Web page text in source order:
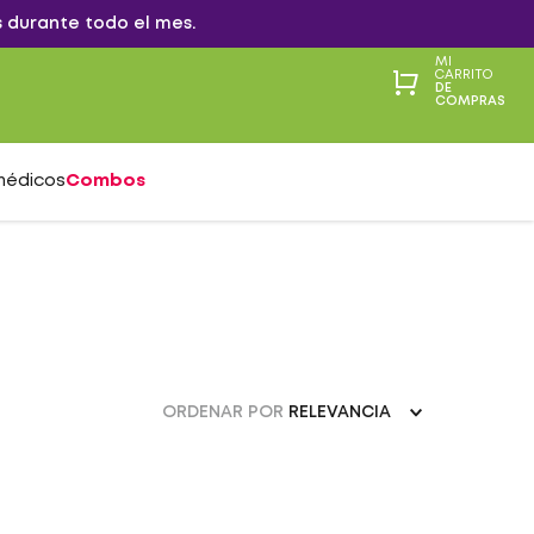
durante todo el mes.
MI
CARRITO
DE
COMPRAS
Combos
ORDENAR POR RELEVANCIA